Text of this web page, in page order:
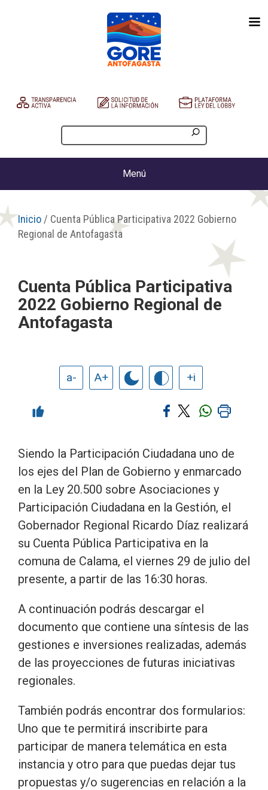
Menú
Inicio / Cuenta Pública Participativa 2022 Gobierno
Regional de Antofagasta
Cuenta Pública Participativa
2022 Gobierno Regional de
Antofagasta
a- A+ +i
Siendo la Participación Ciudadana uno de
los ejes del Plan de Gobierno y enmarcado
en la Ley 20.500 sobre Asociaciones y
Participación Ciudadana en la Gestión, el
Gobernador Regional Ricardo Díaz realizará
su Cuenta Pública Participativa en la
comuna de Calama, el viernes 29 de julio del
presente, a partir de las 16:30 horas.
A continuación podrás descargar el
documento que contiene una síntesis de las
gestiones e inversiones realizadas, además
de las proyecciones de futuras iniciativas
regionales.
También podrás encontrar dos formularios:
Uno que te permitirá inscribirte para
participar de manera telemática en esta
instancia y otro para que puedas dejar tus
propuestas y/o sugerencias en relación a la